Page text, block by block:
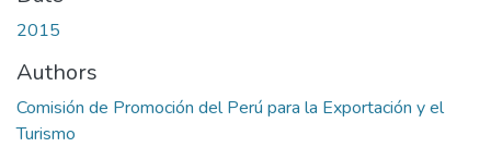
2015
Authors
Comisión de Promoción del Perú para la Exportación y el
Turismo